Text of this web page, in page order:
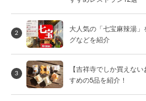
2
大人気の「七宝麻辣湯
グなどを紹介
3
【吉祥寺でしか買えな
すめの5品を紹介！